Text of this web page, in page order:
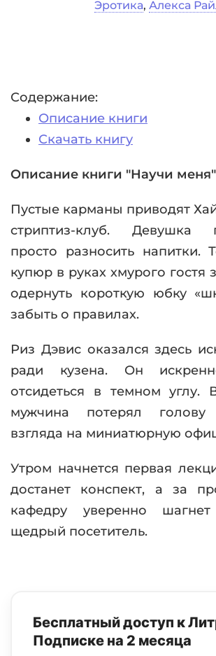
Эротика, Алекса
Содержание:
Описание книги
Скачать книгу
Описание книги "Научи меня"
Пустые карманы приводят
стриптиз-клуб. Девушка
просто разносить напитки.
купюр в руках хмурого гостя
одернуть короткую юбку
забыть о правилах.
Риз Дэвис оказался здесь
ради кузена. Он
отсидеться в темном углу.
мужчина потерял
взгляда на миниатюрную
Утром начнется первая
достанет конспект, а за
кафедру уверенно
щедрый посетитель.
Бесплатный доступ к
Подписке на 2 месяца